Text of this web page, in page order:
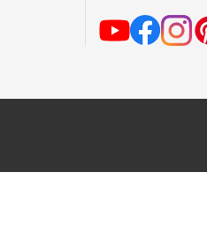
innerhalb